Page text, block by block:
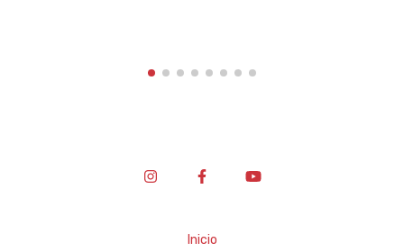
Inicio